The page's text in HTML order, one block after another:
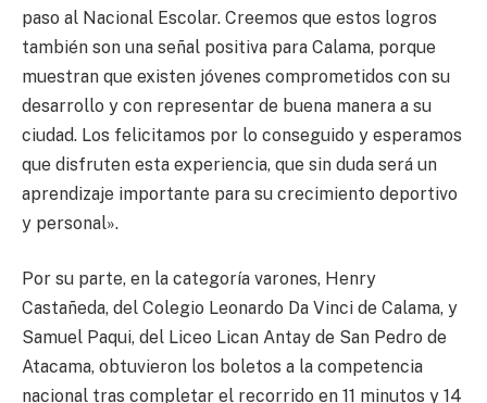
paso al Nacional Escolar. Creemos que estos logros
también son una señal positiva para Calama, porque
muestran que existen jóvenes comprometidos con su
desarrollo y con representar de buena manera a su
ciudad. Los felicitamos por lo conseguido y esperamos
que disfruten esta experiencia, que sin duda será un
aprendizaje importante para su crecimiento deportivo
y personal».
Por su parte, en la categoría varones, Henry
Castañeda, del Colegio Leonardo Da Vinci de Calama, y
Samuel Paqui, del Liceo Lican Antay de San Pedro de
Atacama, obtuvieron los boletos a la competencia
nacional tras completar el recorrido en 11 minutos y 14